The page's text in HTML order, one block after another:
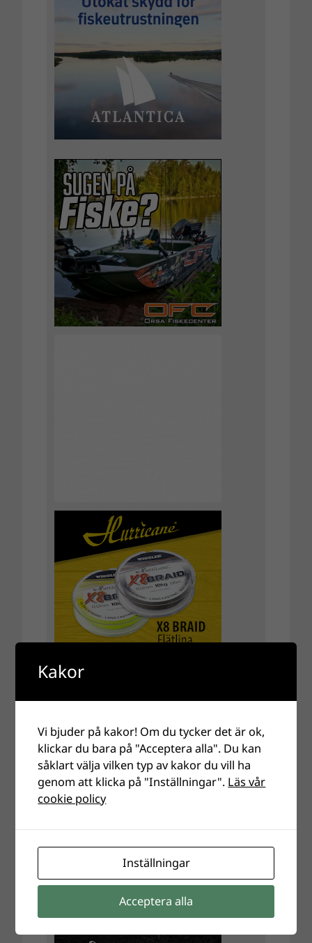
Kakor
Vi bjuder på kakor! Om du tycker det är ok,
klickar du bara på "Acceptera alla". Du kan
såklart välja vilken typ av kakor du vill ha
genom att klicka på "Inställningar". Läs vår
cookie policy
Inställningar
Acceptera alla